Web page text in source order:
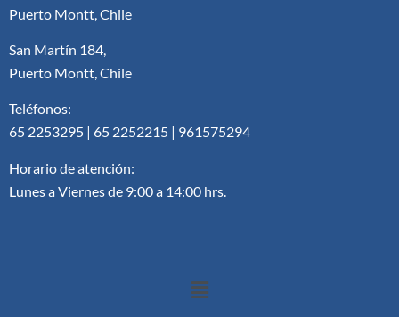
Puerto Montt, Chile
San Martín 184,
Puerto Montt, Chile
Teléfonos:
65 2253295 | 65 2252215 | 961575294
Horario de atención:
Lunes a Viernes de 9:00 a 14:00 hrs.